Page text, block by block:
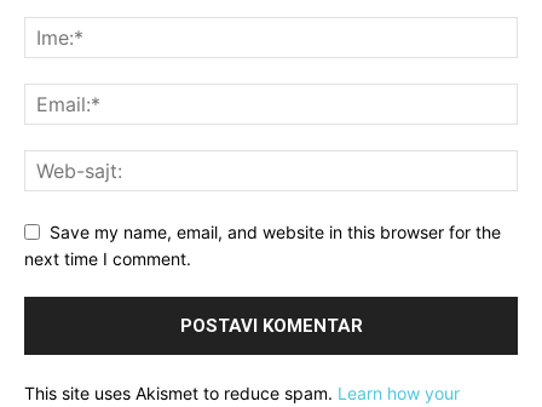
Save my name, email, and website in this browser for the
next time I comment.
This site uses Akismet to reduce spam. Learn how your